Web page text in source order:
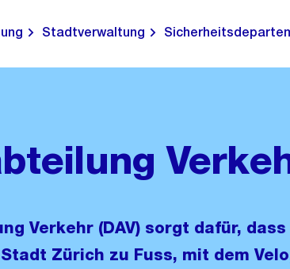
Stadtverwaltung
Verkehr (DAV) sorgt dafür, dass
Zürich zu Fuss, mit dem